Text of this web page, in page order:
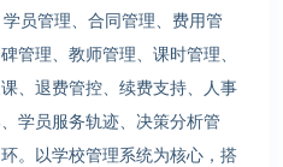
员管理、合同管理、费用管
管理、教师管理、课时管理、
、退费管控、续费支持、人事
学员服务轨迹、决策分析管
。以学校管理系统为核心，搭